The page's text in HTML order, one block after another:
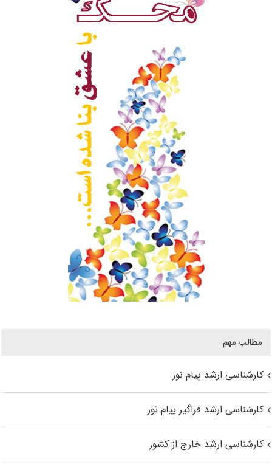
مطالب مهم
کارشناسی ارشد پیام نور
کارشناسی ارشد فراگیر پیام نور
کارشناسی ارشد خارج از کشور